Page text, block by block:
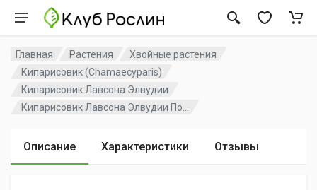
Главная Растения
Хвойные растения
Кипарисовик (Chamaecyparis)
Кипарисовик Лавсона Элвудии
Кипарисовик Лавсона Элвудии По...
Описание Характеристики Отзывы